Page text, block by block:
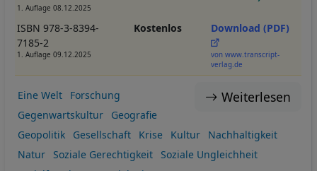
1. Auflage 08.12.2025
ISBN 978-3-8394-
7185-2
1. Auflage 09.12.2025
Kostenlos Download (PDF)
von www.transcript-
verlag.de
Weiterlesen
Eine Welt
Forschung
Gegenwartskultur
Geografie
Geopolitik
Gesellschaft Krise Kultur
Nachhaltigkeit
Natur
Soziale Gerechtigkeit
Soziale Ungleichheit